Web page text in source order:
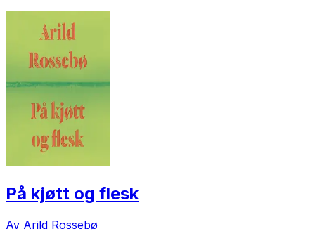
På kjøtt og flesk
Av Arild Rossebø